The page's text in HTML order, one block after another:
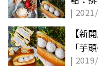
大球
|
【新
「芋
尼、
|